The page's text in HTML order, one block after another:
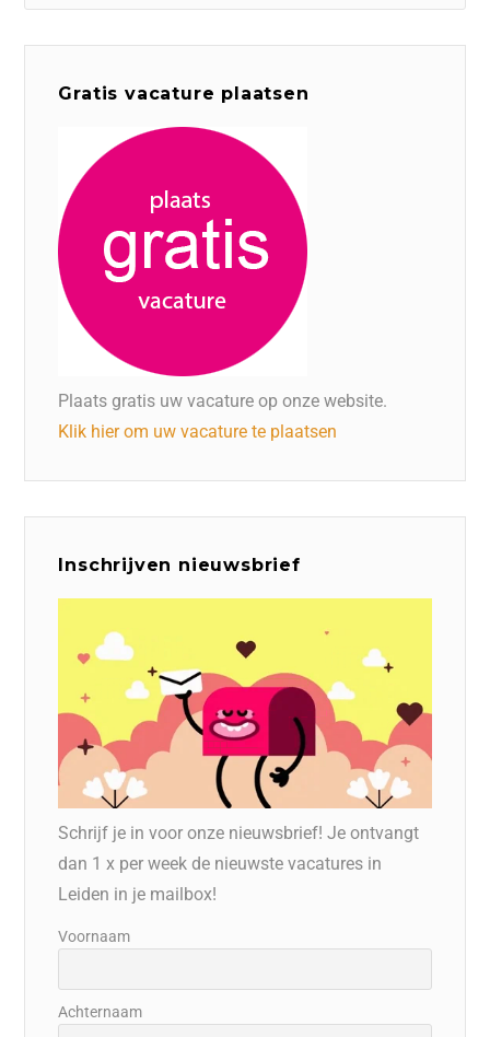
Gratis vacature plaatsen
Plaats gratis uw vacature op onze website.
Klik hier om uw vacature te plaatsen
Inschrijven nieuwsbrief
Schrijf je in voor onze nieuwsbrief! Je ontvangt
dan 1 x per week de nieuwste vacatures in
Leiden in je mailbox!
Voornaam
Achternaam